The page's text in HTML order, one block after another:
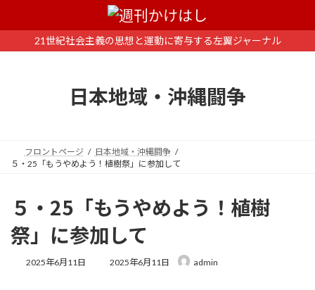
ン
ー
21世紀社会主義の思想と運動に寄与する左翼ジャーナル
日本地域・沖縄闘争
フロントページ
日本地域・沖縄闘争
５・25「もうやめよう！植樹祭」に参加して
５・25「もうやめよう！植樹
祭」に参加して
2025年6月11日
最
2025年6月11日 admin